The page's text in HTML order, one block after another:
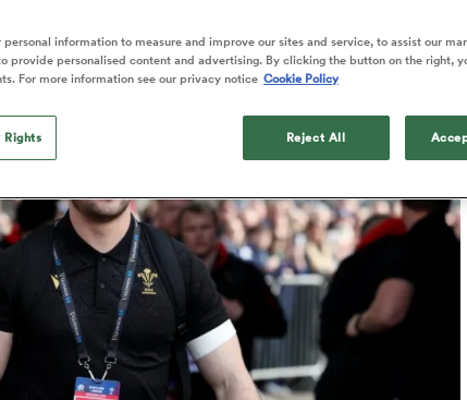
Published: 13 Mars 2025 09:25 PDT
personal information to measure and improve our sites and service, to assist our
provide personalised content and advertising. By clicking the button on the right,
For more information see our privacy notice Cookie Policy
Rights Reject All